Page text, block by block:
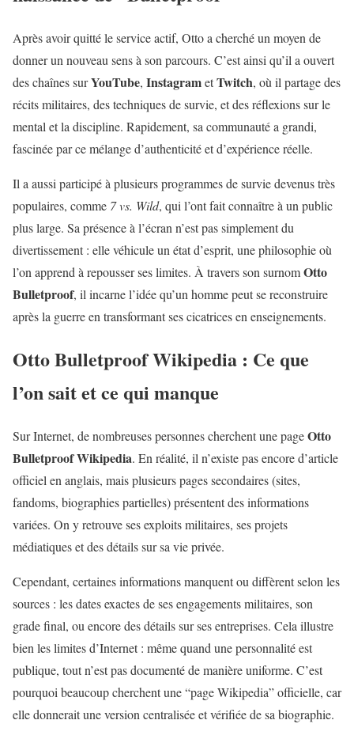
Après avoir quitté le service actif, Otto a cherché un moyen de
donner un nouveau sens à son parcours. C’est ainsi qu’il a ouvert
des chaînes surYouTube, InstagrametTwitch, où il partage des
récits militaires, des techniques de survie, et des réflexions sur le
mental et la discipline. Rapidement, sa communauté a grandi,
fascinée par ce mélange d’authenticité et d’expérience réelle.
Il a aussi participé à plusieurs programmes de survie devenus très
populaires, comme 7 vs. Wild, qui l’ont fait connaître à un public
plus large. Sa présence à l’écran n’est pas simplement du
divertissement : elle véhicule un état d’esprit, une philosophie où
l’on apprend à repousser ses limites. À travers son surnomOtto
Bulletproof, il incarne l’idée qu’un homme peut se reconstruire
après la guerre en transformant ses cicatrices en enseignements.
Otto Bulletproof Wikipedia : Ce que
l’on sait et ce qui manque
Sur Internet, de nombreuses personnes cherchent une pageOtto
Bulletproof Wikipedia. En réalité, il n’existe pas encore d’article
officiel en anglais, mais plusieurs pages secondaires (sites,
fandoms, biographies partielles) présentent des informations
variées. On y retrouve ses exploits militaires, ses projets
médiatiques et des détails sur sa vie privée.
Cependant, certaines informations manquent ou diffèrent selon les
sources : les dates exactes de ses engagements militaires, son
grade final, ou encore des détails sur ses entreprises. Cela illustre
bien les limites d’Internet : même quand une personnalité est
publique, tout n’est pas documenté de manière uniforme. C’est
pourquoi beaucoup cherchent une “page Wikipedia” officielle, car
elle donnerait une version centralisée et vérifiée de sa biographie.